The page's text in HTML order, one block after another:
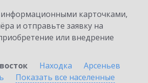
информационными карточками,
и отправьте заявку на
или внедрение
Находка
Арсеньев
Показать все населенные